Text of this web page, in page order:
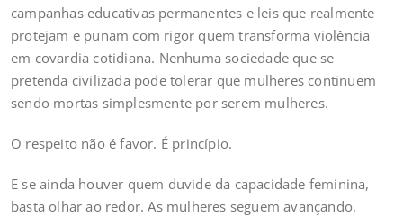
campanhas educativas permanentes e leis que realmente
protejam e punam com rigor quem transforma violência
em covardia cotidiana. Nenhuma sociedade que se
pretenda civilizada pode tolerar que mulheres continuem
sendo mortas simplesmente por serem mulheres.
O respeito não é favor. É princípio.
E se ainda houver quem duvide da capacidade feminina,
basta olhar ao redor. As mulheres seguem avançando,